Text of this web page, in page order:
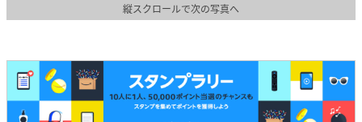
縦スクロールで次の写真へ